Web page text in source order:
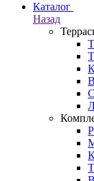
Каталог
Назад